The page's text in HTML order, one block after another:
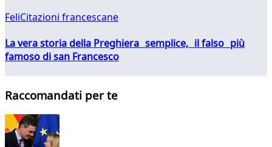
FeliCitazioni francescane
La vera storia della Preghiera semplice, il falso più
famoso di san Francesco
Raccomandati per te